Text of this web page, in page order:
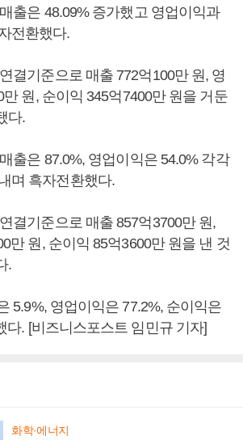
출은 48.09% 증가했고 영업이익과
전환했다.
결기준으로 매출 772억100만 원, 영
원, 순이익 345억7400만 원을 거둔
다.
출은 87.0%, 영업이익은 54.0% 각각
며 흑자전환했다.
결기준으로 매출 857억3700만 원,
만 원, 순이익 85억3600만 원을 낸 것
.
5.9%, 영업이익은 77.2%, 순이익은
다. [비즈니스포스트 임민규 기자]
화학·에너지